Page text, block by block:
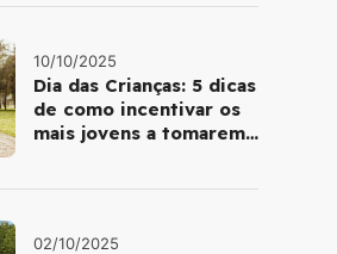
10/10/2025
Dia das Crianças: 5 dicas
de como incentivar os
mais jovens a tomarem
02/10/2025